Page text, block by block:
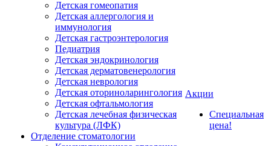
Детская гомеопатия
Детская аллергология и
иммунология
Детская гастроэнтерология
Педиатрия
Детская эндокринология
Детская дерматовенерология
Детская неврология
Детская оториноларингология
Детская офтальмология
Детская лечебная физическая
культура (ЛФК)
Отделение стоматологии
Акции
Специальная
цена!